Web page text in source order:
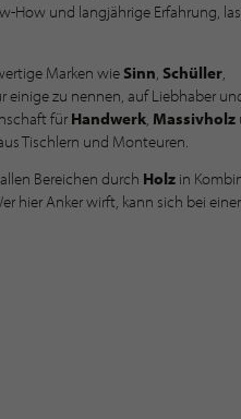
How und langjährige Erfahrung,
Marken wie Sinn Schüller,
einige zu nennen, auf Liebhaber
für Handwerk, Massivholz
Tischlern und Monteuren.
Bereichen durch Holzin
hier Anker wirft, kann sich bei